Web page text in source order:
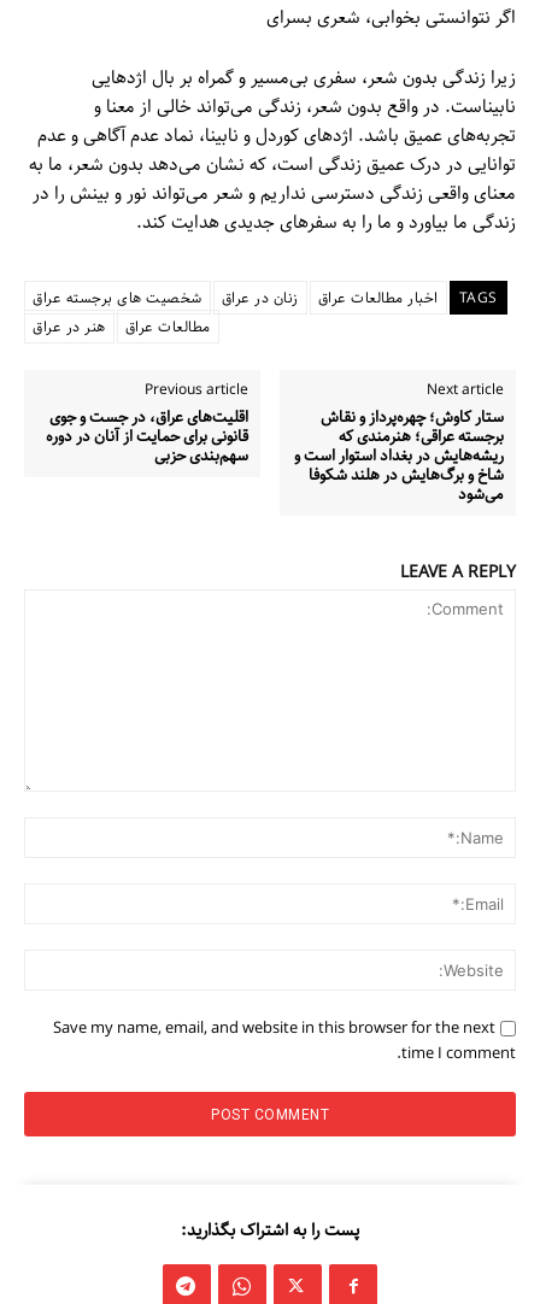
اگر نتوانستی بخوابی، شعری بسرای
زیرا زندگی بدون شعر، سفری بی‌مسیر و گمراه بر بال اژدهایی
نابیناست. در واقع بدون شعر، زندگی می‌تواند خالی از معنا و
تجربه‌های عمیق باشد. اژدهای کوردل و نابینا، نماد عدم آگاهی و عدم
توانایی در درک عمیق زندگی است، که نشان می‌دهد بدون شعر، ما به
معنای واقعی زندگی دسترسی نداریم و شعر می‌تواند نور و بینش را در
زندگی ما بیاورد و ما را به سفرهای جدیدی هدایت کند.
TAGS اخبار مطالعات عراق زنان در عراق
شخصیت های برجسته عراق
مطالعات عراق
هنر در عراق
Previous article
اقلیت‌های عراق، در جست و جوی
قانونی برای حمایت از آنان در دوره
سهم‌بندی حزبی
Next article
ستار کاوش؛ چهره‌پرداز و نقاش
برجسته عراقی؛ هنرمندی که
ریشه‌هایش در بغداد استوار است و
شاخ و برگ‌هایش در هلند شکوفا
می‌شود
LEAVE A REPLY
Save my name, email, and website in this browser for the next
time I comment.
پست را به اشتراک بگذارید: